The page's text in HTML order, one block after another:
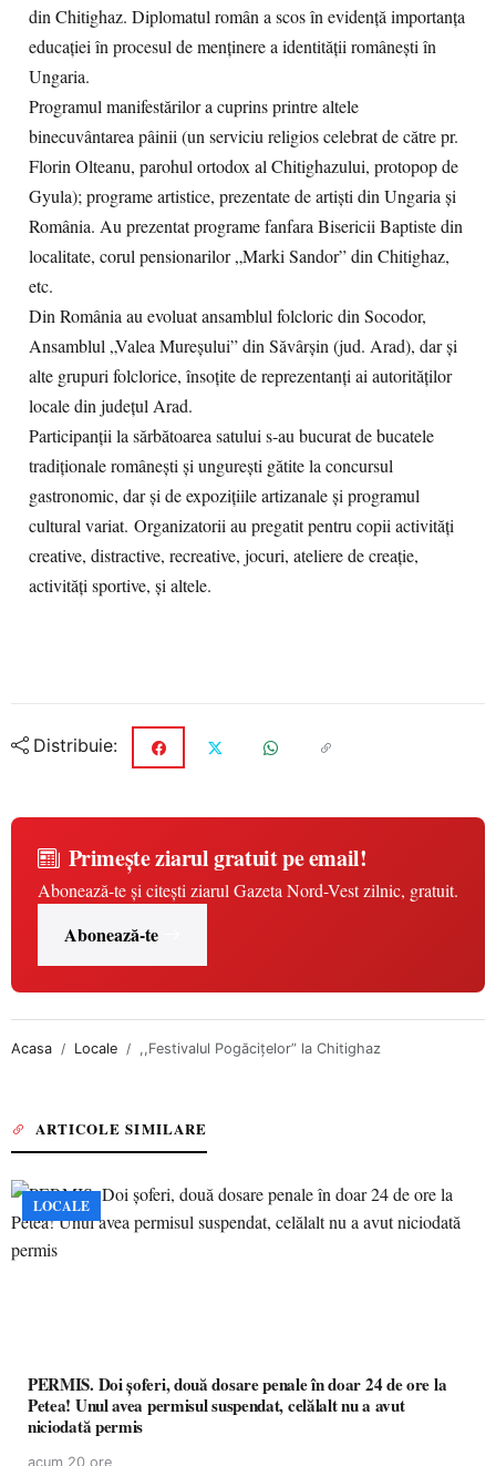
din Chitighaz. Diplomatul român a scos în evidență importanța
educației în procesul de menținere a identității românești în
Ungaria.
Programul manifestărilor a cuprins printre altele
binecuvântarea pâinii (un serviciu religios celebrat de către pr.
Florin Olteanu, parohul ortodox al Chitighazului, protopop de
Gyula); programe artistice, prezentate de artiști din Ungaria și
România. Au prezentat programe fanfara Bisericii Baptiste din
localitate, corul pensionarilor „Marki Sandor” din Chitighaz,
etc.
Din România au evoluat ansamblul folcloric din Socodor,
Ansamblul „Valea Mureșului” din Săvârșin (jud. Arad), dar și
alte grupuri folclorice, însoțite de reprezentanți ai autorităților
locale din judeţul Arad.
Participanţii la sărbătoarea satului s-au bucurat de bucatele
tradiţionale româneşti şi ungureşti gătite la concursul
gastronomic, dar şi de expoziţiile artizanale şi programul
cultural variat. Organizatorii au pregatit pentru copii activităţi
creative, distractive, recreative, jocuri, ateliere de creaţie,
activităţi sportive, şi altele.
Distribuie:
Primește ziarul gratuit pe email!
Abonează-te și citești ziarul Gazeta Nord-Vest zilnic, gratuit.
Abonează-te
Acasa Locale ,,Festivalul Pogăcițelor” la Chitighaz
ARTICOLE SIMILARE
LOCALE
PERMIS. Doi șoferi, două dosare penale în doar 24 de ore la
Petea! Unul avea permisul suspendat, celălalt nu a avut
niciodată permis
acum 20 ore